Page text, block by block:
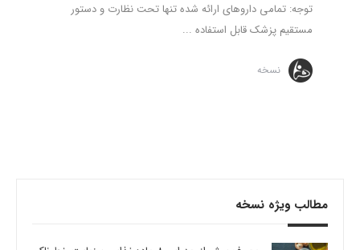
توجه: تمامی داروهای ارائه شده تنها تحت نظارت و دستور
مستقیم پزشک قابل استفاده ...
نسخه
مطالب ویژه نسخه